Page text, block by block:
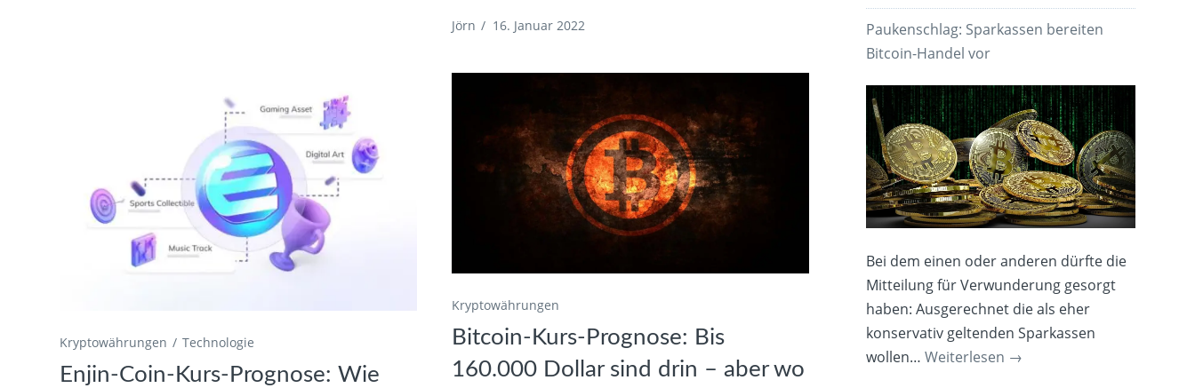
Jörn / 16. Januar 2022
Kryptowährungen Technologie
Enjin-Coin-Kurs-Prognose: Wie
Kryptowährungen
Bitcoin-Kurs-Prognose: Bis
160.000 Dollar sind drin – aber wo
Paukenschlag: Sparkassen bereiten
Bitcoin-Handel vor
Bei dem einen oder anderen dürfte die
Mitteilung für Verwunderung gesorgt
haben: Ausgerechnet die als eher
konservativ geltenden Sparkassen
wollen…Weiterlesen →